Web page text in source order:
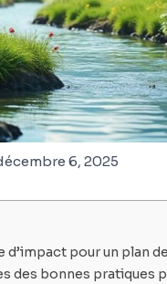
6, 2025
d’impact pour un plan
des bonnes